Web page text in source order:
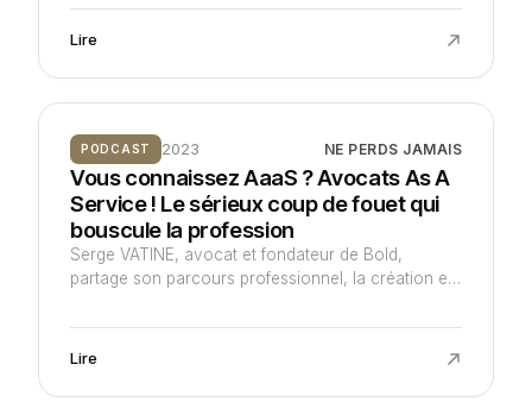
Lire
PODCAST 2023 NE PERDS JAMAIS
Vous connaissez AaaS ? Avocats As A
Service ! Le sérieux coup de fouet qui
bouscule la profession
Serge VATINE, avocat et fondateur de Bold,
partage son parcours professionnel, la création et
innovant, ainsi que sa vision de l'adaptation du
droit aux besoins des start-ups et des
Lire